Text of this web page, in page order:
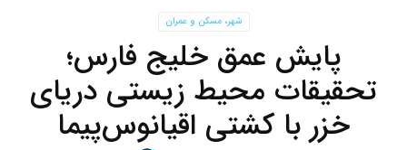
شهر، مسکن و عمران
پایش عمق خلیج فارس؛
تحقیقات محیط زیستی دریای
خزر با کشتی اقیانوس‌پیما